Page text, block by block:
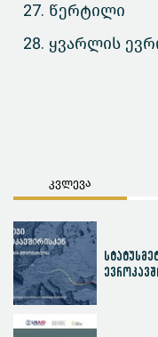
წერტილი
ყვარლის
კვლევა